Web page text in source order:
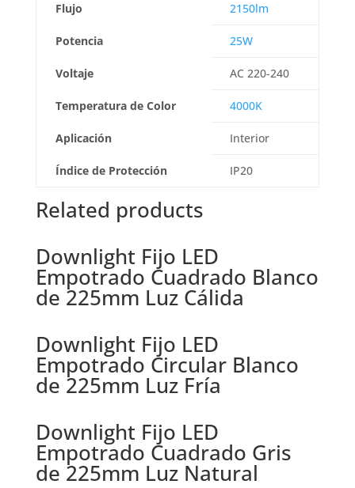
Flujo 2150lm
Potencia 25W
Voltaje AC 220-240
Temperatura de Color 4000K
Aplicación Interior
Índice de Protección IP20
Related products
Downlight Fijo LED
Empotrado Cuadrado Blanco
de 225mm Luz Cálida
Downlight Fijo LED
Empotrado Circular Blanco
de 225mm Luz Fría
Downlight Fijo LED
Empotrado Cuadrado Gris
de 225mm Luz Natural